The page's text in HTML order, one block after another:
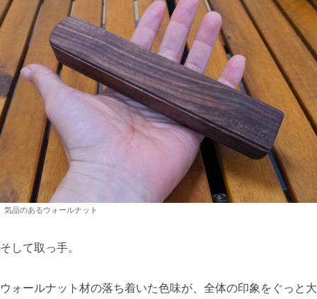
気品のあるウォールナット
そして取っ手。
ウォールナット材の落ち着いた色味が、全体の印象をぐっと大